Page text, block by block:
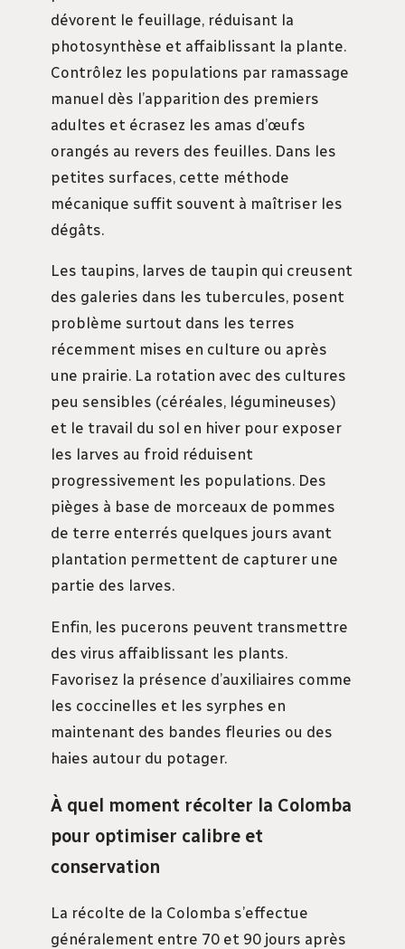
dévorent le feuillage, réduisant la
photosynthèse et affaiblissant la plante.
Contrôlez les populations par ramassage
manuel dès l’apparition des premiers
adultes et écrasez les amas d’œufs
orangés au revers des feuilles. Dans les
petites surfaces, cette méthode
mécanique suffit souvent à maîtriser les
dégâts.
Les taupins, larves de taupin qui creusent
des galeries dans les tubercules, posent
problème surtout dans les terres
récemment mises en culture ou après
une prairie. La rotation avec des cultures
peu sensibles (céréales, légumineuses)
et le travail du sol en hiver pour exposer
les larves au froid réduisent
progressivement les populations. Des
pièges à base de morceaux de pommes
de terre enterrés quelques jours avant
plantation permettent de capturer une
partie des larves.
Enfin, les pucerons peuvent transmettre
des virus affaiblissant les plants.
Favorisez la présence d’auxiliaires comme
les coccinelles et les syrphes en
maintenant des bandes fleuries ou des
haies autour du potager.
À quel moment récolter la Colomba
pour optimiser calibre et
conservation
La récolte de la Colomba s’effectue
généralement entre 70 et 90 jours après